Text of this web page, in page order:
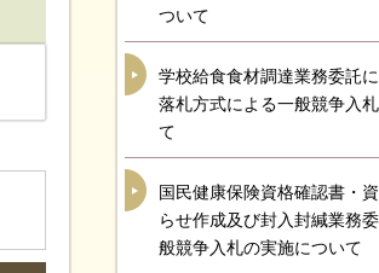
ついて
学校給食食材調達業務委託
落札方式による一般競争入
て
国民健康保険資格確認書・
らせ作成及び封入封緘業務
般競争入札の実施について